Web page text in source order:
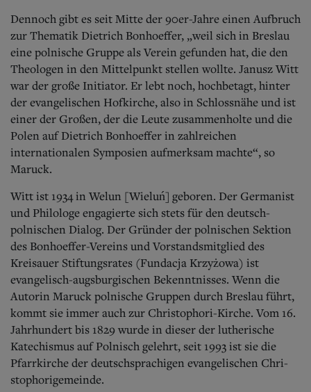
Dennoch gibt es seit Mitte der 90er-Jahre einen Aufbruch
zur Thematik Dietrich Bonhoeffer, „weil sich in Breslau
eine polnische Gruppe als Verein gefunden hat, die den
Theologen in den Mittelpunkt stellen wollte. Janusz Witt
war der große Initiator. Er lebt noch, hochbetagt, hinter
der evangelischen Hofkirche, also in Schlossnähe und ist
einer der Großen, der die Leute zusammenholte und die
Polen auf Dietrich Bonhoeffer in zahlreichen
internationalen Symposien aufmerksam machte“, so
Maruck.
Witt ist 1934 in Welun [Wieluń] geboren. Der Germanist
und Philologe engagierte sich stets für den deutsch-
polnischen Dialog. Der Gründer der polnischen Sektion
des Bonhoeffer-Vereins und Vorstandsmitglied des
Kreisauer Stiftungsrates (Fundacja Krzyżowa) ist
evangelisch-augsburgischen Bekenntnisses. Wenn die
Autorin Maruck polnische Gruppen durch Breslau führt,
kommt sie immer auch zur Christophori-Kirche. Vom 16.
Jahrhundert bis 1829 wurde in dieser der lutherische
Katechismus auf Polnisch gelehrt, seit 1993 ist sie die
Pfarrkirche der deutschsprachigen evangelischen Chri­
stophorigemeinde.